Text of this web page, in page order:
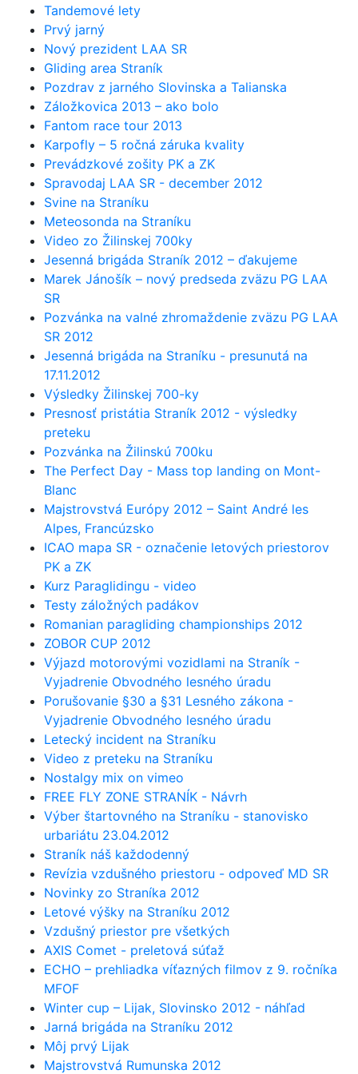
Tandemové lety
Prvý jarný
Nový prezident LAA SR
Gliding area Straník
Pozdrav z jarného Slovinska a Talianska
Záložkovica 2013 – ako bolo
Fantom race tour 2013
Karpofly – 5 ročná záruka kvality
Prevádzkové zošity PK a ZK
Spravodaj LAA SR - december 2012
Svine na Straníku
Meteosonda na Straníku
Video zo Žilinskej 700ky
Jesenná brigáda Straník 2012 – ďakujeme
Marek Jánošík – nový predseda zväzu PG LAA
SR
Pozvánka na valné zhromaždenie zväzu PG LAA
SR 2012
Jesenná brigáda na Straníku - presunutá na
17.11.2012
Výsledky Žilinskej 700-ky
Presnosť pristátia Straník 2012 - výsledky
preteku
Pozvánka na Žilinskú 700ku
The Perfect Day - Mass top landing on Mont-
Blanc
Majstrovstvá Európy 2012 – Saint André les
Alpes, Francúzsko
ICAO mapa SR - označenie letových priestorov
PK a ZK
Kurz Paraglidingu - video
Testy záložných padákov
Romanian paragliding championships 2012
ZOBOR CUP 2012
Výjazd motorovými vozidlami na Straník -
Vyjadrenie Obvodného lesného úradu
Porušovanie §30 a §31 Lesného zákona -
Vyjadrenie Obvodného lesného úradu
Letecký incident na Straníku
Video z preteku na Straníku
Nostalgy mix on vimeo
FREE FLY ZONE STRANÍK - Návrh
Výber štartovného na Straníku - stanovisko
urbariátu 23.04.2012
Straník náš každodenný
Revízia vzdušného priestoru - odpoveď MD SR
Novinky zo Straníka 2012
Letové výšky na Straníku 2012
Vzdušný priestor pre všetkých
AXIS Comet - preletová súťaž
ECHO – prehliadka víťazných filmov z 9. ročníka
MFOF
Winter cup – Lijak, Slovinsko 2012 - náhľad
Jarná brigáda na Straníku 2012
Môj prvý Lijak
Majstrovstvá Rumunska 2012